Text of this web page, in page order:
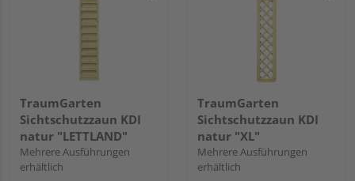
TraumGarten
Sichtschutzzaun KDI
natur "LETTLAND"
Mehrere Ausführungen
erhältlich
TraumGarten
Sichtschutzzaun KDI
natur "XL"
Mehrere Ausführungen
erhältlich